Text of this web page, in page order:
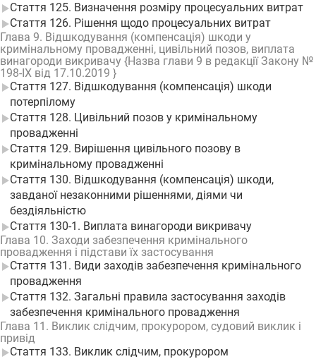
Стаття 125. Визначення розміру процесуальних витрат
Стаття 126. Рішення щодо процесуальних витрат
Глава 9. Відшкодування (компенсація) шкоди у
кримінальному провадженні, цивільний позов, виплата
винагороди викривачу {Назва глави 9 в редакції Закону №
198-IX від 17.10.2019 }
Стаття 127. Відшкодування (компенсація) шкоди
потерпілому
Стаття 128. Цивільний позов у кримінальному
провадженні
Стаття 129. Вирішення цивільного позову в
кримінальному провадженні
Стаття 130. Відшкодування (компенсація) шкоди,
завданої незаконними рішеннями, діями чи
бездіяльністю
Стаття 130-1. Виплата винагороди викривачу
Глава 10. Заходи забезпечення кримінального
провадження і підстави їх застосування
Стаття 131. Види заходів забезпечення кримінального
провадження
Стаття 132. Загальні правила застосування заходів
забезпечення кримінального провадження
Глава 11. Виклик слідчим, прокурором, судовий виклик і
привід
Стаття 133. Виклик слідчим, прокурором